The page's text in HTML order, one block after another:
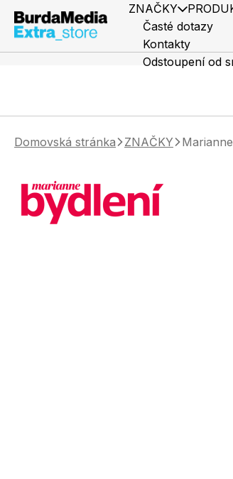
ZNAČKY
Časté dotazy
Kontakty
Odstoupení od
Domovská stránka ZNAČKY